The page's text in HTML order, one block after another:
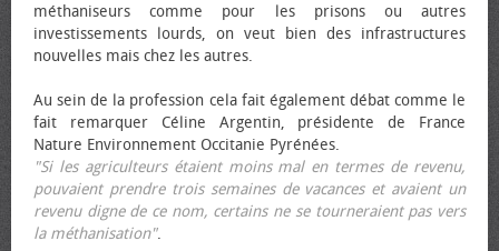
méthaniseurs comme pour les prisons ou autres
investissements lourds, on veut bien des infrastructures
nouvelles mais chez les autres.
Au sein de la profession cela fait également débat comme le
fait remarquer Céline Argentin, présidente de France
Nature Environnement Occitanie Pyrénées.
"Si les agriculteurs étaient moins mal en termes de revenu,
pouvaient prendre trois semaines de vacances et avaient un
revenu digne de ce nom, certains ne se tourneraient pas vers
la méthanisation".